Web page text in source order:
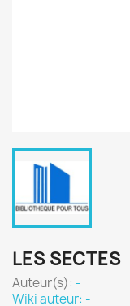
LES SECTES
Auteur(s): -
Wiki auteur: -